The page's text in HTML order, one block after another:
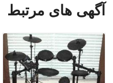
آگهی های مرتبط